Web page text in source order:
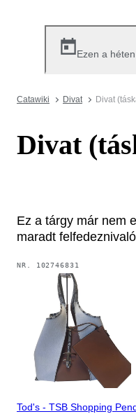
Ezen a héten
Catawiki Divat Divat
Divat
Ez a tárgy már nem
maradt felfedeznivaló
NR. 102746831
Tod's - TSB Shopping